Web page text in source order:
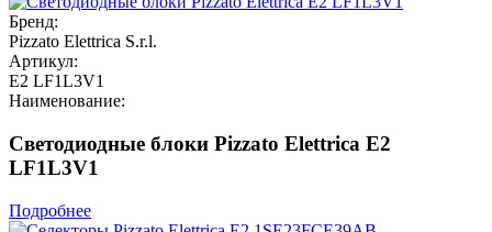
Бренд:
Pizzato Elettrica S.r.l.
Артикул:
E2 LF1L3V1
Наименование:
Светодиодные блоки Pizzato Elettrica E2
LF1L3V1
Подробнее